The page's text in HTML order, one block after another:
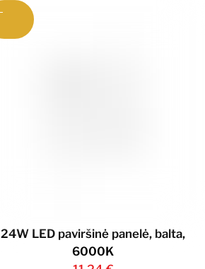
24W LED paviršinė panelė, balta,
6000K